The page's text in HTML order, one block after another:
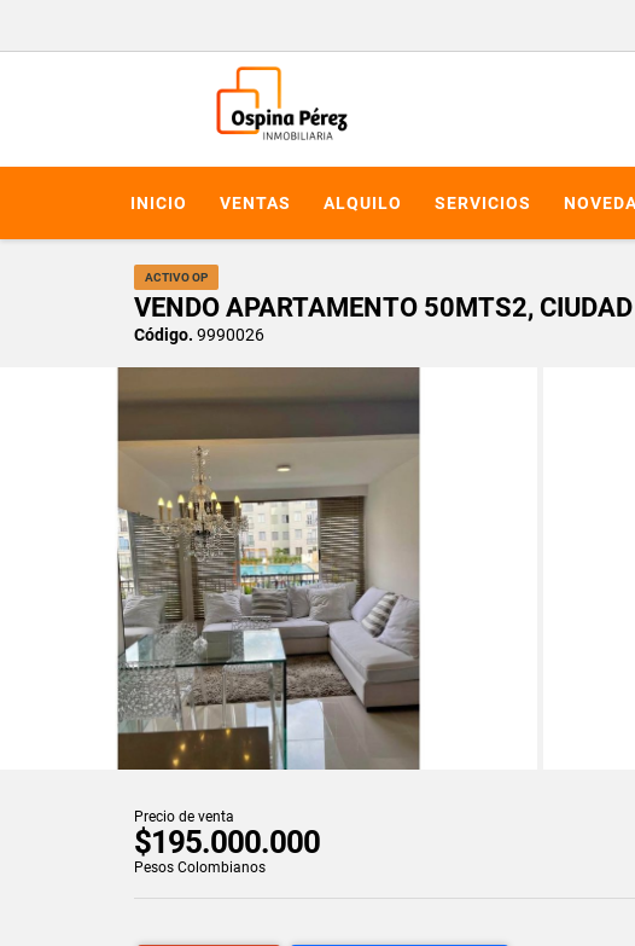
INICIO VENTAS ALQUILO SERVICIOS
ACTIVO OP
VENDO APARTAMENTO 50MTS2,
Código. 9990026
Precio de venta
$195.000.000
Pesos Colombianos